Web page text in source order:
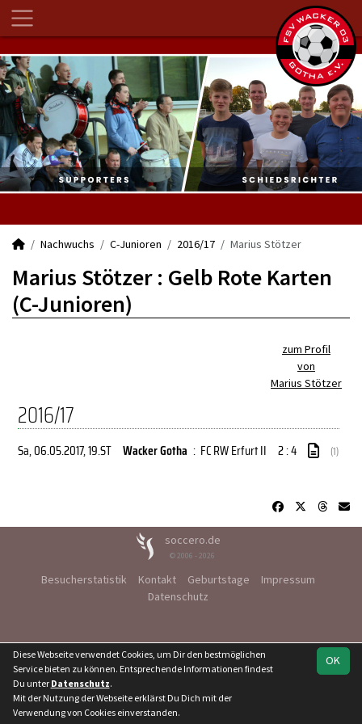
Nachwuchs C-Junioren 2016/17 Marius Stötzer
Marius Stötzer : Gelb Rote Karten
(C-Junioren)
zum Profil
von
Marius Stötzer
2016/17
Sa, 06.05.2017, 19.ST Wacker Gotha : FC RW Erfurt II 2 : 4 (1)
soccero.de
© 2006 - 2026
Besucherstatistik Kontakt Geburtstage
Impressum
Datenschutz
OK
Diese Webseite verwendet Cookies, um Dir den bestmöglichen
Service bieten zu können. Entsprechende Informationen findest
Du unter Datenschutz.
Mit der Nutzung der Webseite erklärst Du Dich mit der
Verwendung von Cookies einverstanden.